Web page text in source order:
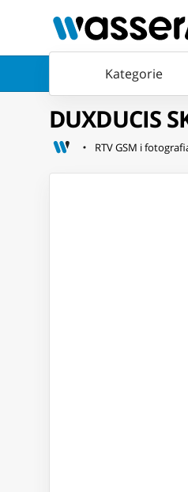
Kategorie
DUXDUCIS
RTV GSM i